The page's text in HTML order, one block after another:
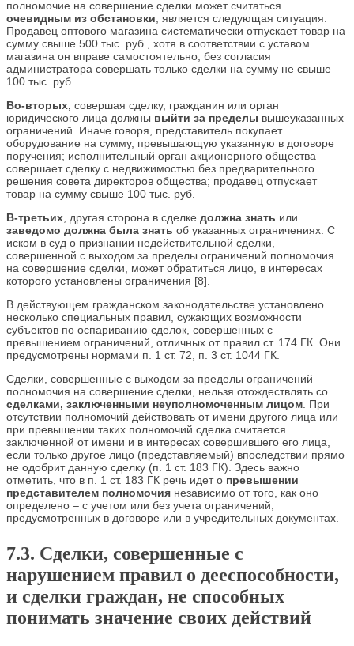
полномочие на совершение сделки может считаться
очевидным из обстановки , является следующая ситуация.
Продавец оптового магазина систематически отпускает товар на
сумму свыше 500 тыс. руб., хотя в соответствии с уставом
магазина он вправе самостоятельно, без согласия
администратора совершать только сделки на сумму не свыше
100 тыс. руб.
Во-вторых, совершая сделку, гражданин или орган
юридического лица должны выйти за пределы вышеуказанных
ограничений. Иначе говоря, представитель покупает
оборудование на сумму, превышающую указанную в договоре
поручения; исполнительный орган акционерного общества
совершает сделку с недвижимостью без предварительного
решения совета директоров общества; продавец отпускает
товар на сумму свыше 100 тыс. руб.
В-третьих , другая сторона в сделке должна знать или
заведомо должна была знать об указанных ограничениях. С
иском в суд о признании недействительной сделки,
совершенной с выходом за пределы ограничений полномочия
на совершение сделки, может обратиться лицо, в интересах
которого установлены ограничения [8].
В действующем гражданском законодательстве установлено
несколько специальных правил, сужающих возможности
субъектов по оспариванию сделок, совершенных с
превышением ограничений, отличных от правил ст. 174 ГК. Они
предусмотрены нормами п. 1 ст. 72, п. 3 ст. 1044 ГК.
Сделки, совершенные с выходом за пределы ограничений
полномочия на совершение сделки, нельзя отождествлять со
сделками, заключенными неуполномоченным лицом . При
отсутствии полномочий действовать от имени другого лица или
при превышении таких полномочий сделка считается
заключенной от имени и в интересах совершившего его лица,
если только другое лицо (представляемый) впоследствии прямо
не одобрит данную сделку (п. 1 ст. 183 ГК). Здесь важно
отметить, что в п. 1 ст. 183 ГК речь идет о превышении
представителем полномочия независимо от того, как оно
определено – с учетом или без учета ограничений,
предусмотренных в договоре или в учредительных документах.
7.3. Сделки, совершенные с
нарушением правил о дееспособности,
и сделки граждан, не способных
понимать значение своих действий